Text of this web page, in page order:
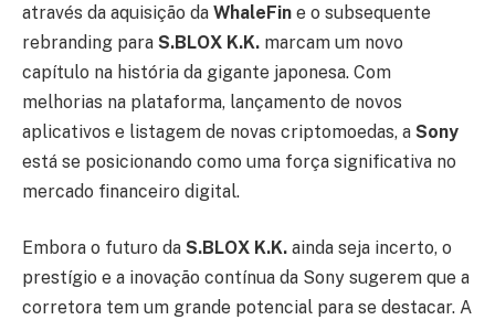
através da aquisição da WhaleFin e o subsequente
rebranding para S.BLOX K.K. marcam um novo
capítulo na história da gigante japonesa. Com
melhorias na plataforma, lançamento de novos
aplicativos e listagem de novas criptomoedas, a Sony
está se posicionando como uma força significativa no
mercado financeiro digital.
Embora o futuro da S.BLOX K.K. ainda seja incerto, o
prestígio e a inovação contínua da Sony sugerem que a
corretora tem um grande potencial para se destacar. A